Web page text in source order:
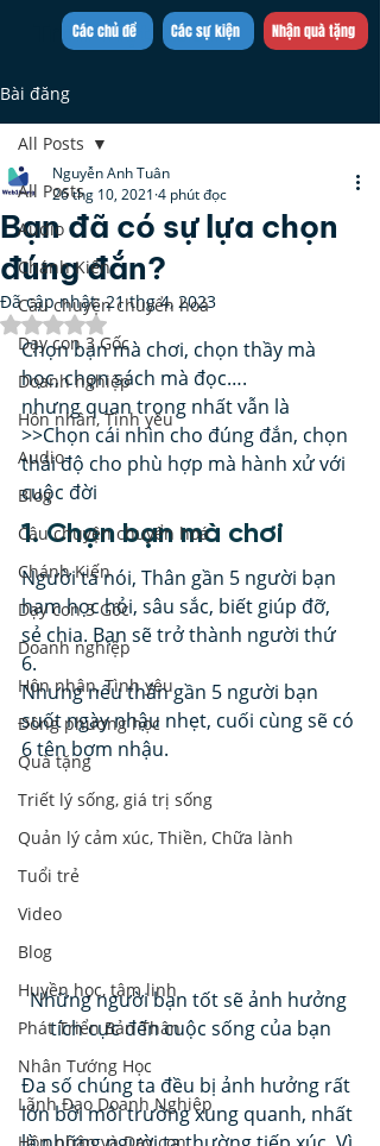
Trần Việt Quân
Các sự kiện
Các chủ đề Nhận quà tặng
Bài đăng
All Posts
Audio
Chánh Kiến
Câu chuyện chuyển hoá
Dạy con 3 Gốc
Doanh nghiệp
Hôn nhân, Tình yêu
Audio
Blog
Câu chuyện chuyển hoá
Chánh Kiến
Dạy con 3 Gốc
Doanh nghiệp
Hôn nhân, Tình yêu
Đông phương học
Quà tặng
Triết lý sống, giá trị sống
Quản lý cảm xúc, Thiền, Chữa lành
Tuổi trẻ
Video
Blog
Huyền học, tâm linh
Phát Triển Bản Thân
Nhân Tướng Học
Lãnh Đạo Doanh Nghiệp
All Posts
Bạn đã có sự lựa chọn
đúng đắn?
Nguyễn Anh Tuân
26 thg 10, 2021 4 phút đọc
Đã cập nhật:21 thg 4, 2023
Đã xếp hạng NaN/5 sao.
Chọn bạn mà chơi, chọn thầy mà
học, chọn sách mà đọc….
nhưng quan trọng nhất vẫn là
>>Chọn cái nhìn cho đúng đắn, chọn
thái độ cho phù hợp mà hành xử với
cuộc đời
1. Chọn bạn mà chơi
Người ta nói, Thân gần 5 người bạn
ham học hỏi, sâu sắc, biết giúp đỡ,
sẻ chia. Bạn sẽ trở thành người thứ
6.
Nhưng nếu thân gần 5 người bạn
suốt ngày nhậu nhẹt, cuối cùng sẽ có
6 tên bợm nhậu.
Những người bạn tốt sẽ ảnh hưởng
tích cực đến cuộc sống của bạn
Đa số chúng ta đều bị ảnh hưởng rất
lớn bởi môi trường xung quanh, nhất